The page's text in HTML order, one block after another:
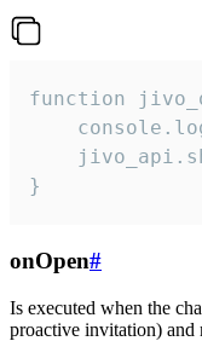
function
}
onOpen#
Is executed when the
proactive invitation) and